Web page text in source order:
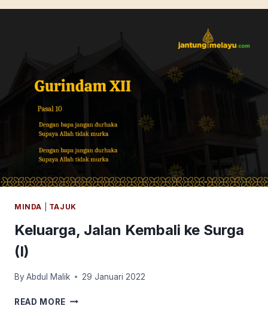
MINDA TAJUK
Keluarga, Jalan Kembali ke Surga
(I)
By Abdul Malik 29 Januari 2022
READ MORE KELUARGA,